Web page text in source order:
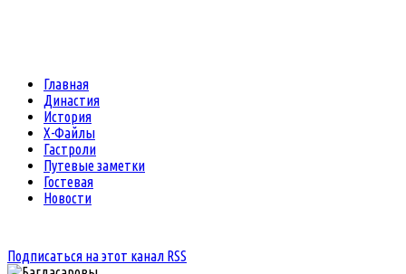
Главная
Династия
История
Х-Файлы
Гастроли
Путевые заметки
Гостевая
Новости
Подписаться на этот канал RSS